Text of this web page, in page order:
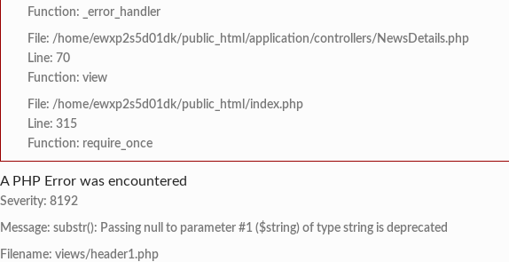
Function: _error_handler
File: /home/ewxp2s5d01dk/public_html/application/controllers/NewsDetails.php
Line: 70
Function: view
File: /home/ewxp2s5d01dk/public_html/index.php
Line: 315
Function: require_once
A PHP Error was encountered
Severity: 8192
Message: substr(): Passing null to parameter #1 ($string) of type string is deprecated
Filename: views/header1.php